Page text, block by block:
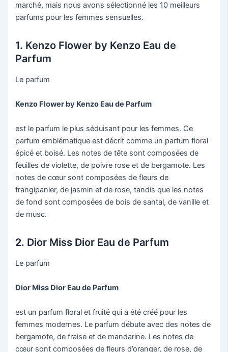
marché, mais nous avons sélectionné les 10 meilleurs
parfums pour les femmes sensuelles.
1. Kenzo Flower by Kenzo Eau de
Parfum
Le parfum
Kenzo Flower by Kenzo Eau de Parfum
est le parfum le plus séduisant pour les femmes. Ce
parfum emblématique est décrit comme un parfum floral
épicé et boisé. Les notes de tête sont composées de
feuilles de violette, de poivre rose et de bergamote. Les
notes de cœur sont composées de fleurs de
frangipanier, de jasmin et de rose, tandis que les notes
de fond sont composées de bois de santal, de vanille et
de musc.
2. Dior Miss Dior Eau de Parfum
Le parfum
Dior Miss Dior Eau de Parfum
est un parfum floral et fruité qui a été créé pour les
femmes modernes. Le parfum débute avec des notes de
bergamote, de fraise et de mandarine. Les notes de
cœur sont composées de fleurs d’oranger, de rose, de